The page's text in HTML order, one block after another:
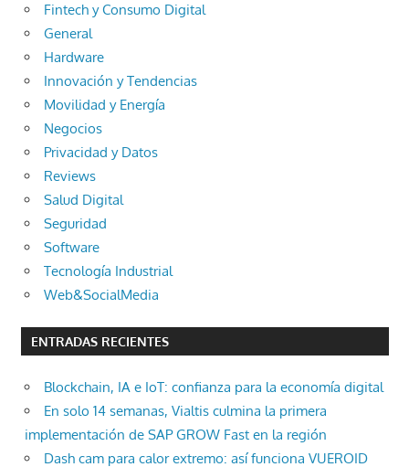
Fintech y Consumo Digital
General
Hardware
Innovación y Tendencias
Movilidad y Energía
Negocios
Privacidad y Datos
Reviews
Salud Digital
Seguridad
Software
Tecnología Industrial
Web&SocialMedia
ENTRADAS RECIENTES
Blockchain, IA e IoT: confianza para la economía digital
En solo 14 semanas, Vialtis culmina la primera
implementación de SAP GROW Fast en la región
Dash cam para calor extremo: así funciona VUEROID